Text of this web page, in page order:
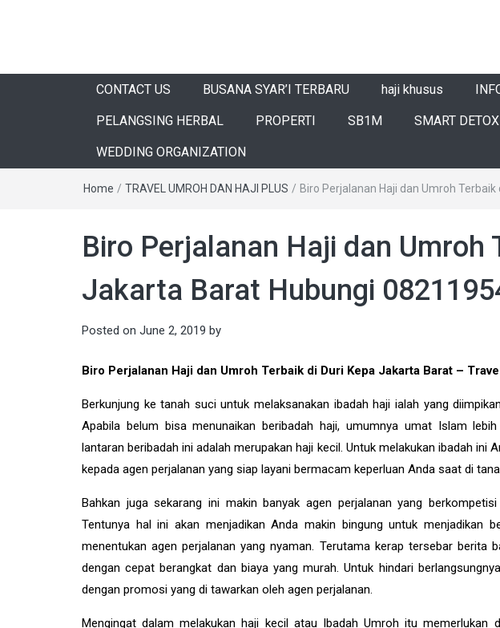
CONTACT US BUSANA SYAR’I TERBARU haji khusus
PELANGSING HERBAL PROPERTI SB1M SMART
WEDDING ORGANIZATION
Home / TRAVEL UMROH DAN HAJI PLUS / Biro Perjalanan Haji dan Umroh
Biro Perjalanan Haji dan Umroh
Jakarta Barat Hubungi
Posted on June 2, 2019 by
Biro Perjalanan Haji dan Umroh Terbaik di Duri Kepa Jakarta Barat –
Berkunjung ke tanah suci untuk melaksanakan ibadah haji ialah yang
Apabila belum bisa menunaikan beribadah haji, umumnya umat Islam
lantaran beribadah ini adalah merupakan haji kecil. Untuk melakukan ibadah ini
kepada agen perjalanan yang siap layani bermacam keperluan Anda saat di
Bahkan juga sekarang ini makin banyak agen perjalanan yang
Tentunya hal ini akan menjadikan Anda makin bingung untuk menjadikan
menentukan agen perjalanan yang nyaman. Terutama kerap tersebar berita
dengan cepat berangkat dan biaya yang murah. Untuk hindari
dengan promosi yang di tawarkan oleh agen perjalanan.
Mengingat dalam melakukan haji kecil atau Ibadah Umroh itu memerlukan